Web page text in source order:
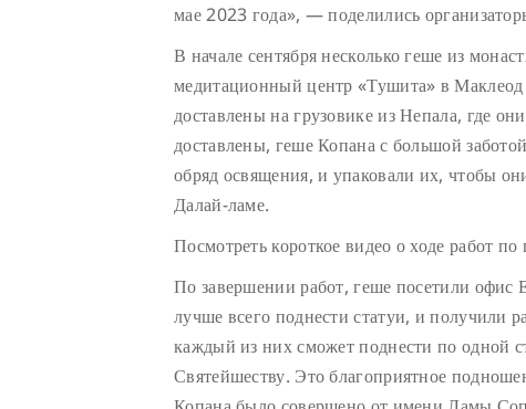
мае 2023 года», — поделились
В начале сентября несколько геше из
медитационный центр «Тушита» в
доставлены на грузовике из Непала, где
доставлены, геше Копана с большой
обряд освящения, и упаковали их, чтобы
Далай-ламе.
Посмотреть короткое видео о ходе работ
По завершении работ, геше посетили офис
лучше всего поднести статуи, и получили
каждый из них сможет поднести по одной
Святейшеству. Это благоприятное